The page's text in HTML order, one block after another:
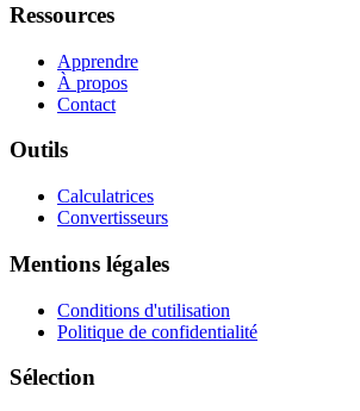
Ressources
Apprendre
À propos
Contact
Outils
Calculatrices
Convertisseurs
Mentions légales
Conditions d'utilisation
Politique de confidentialité
Sélection